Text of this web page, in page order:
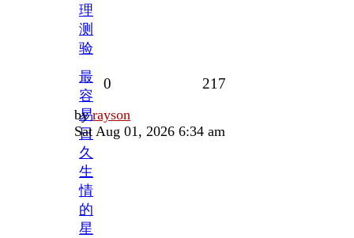
理
测
验
最
容
易
日
久
生
情
的
星
0 217
Last
post
byrayson
Sat Aug 01, 2026 6:34 am